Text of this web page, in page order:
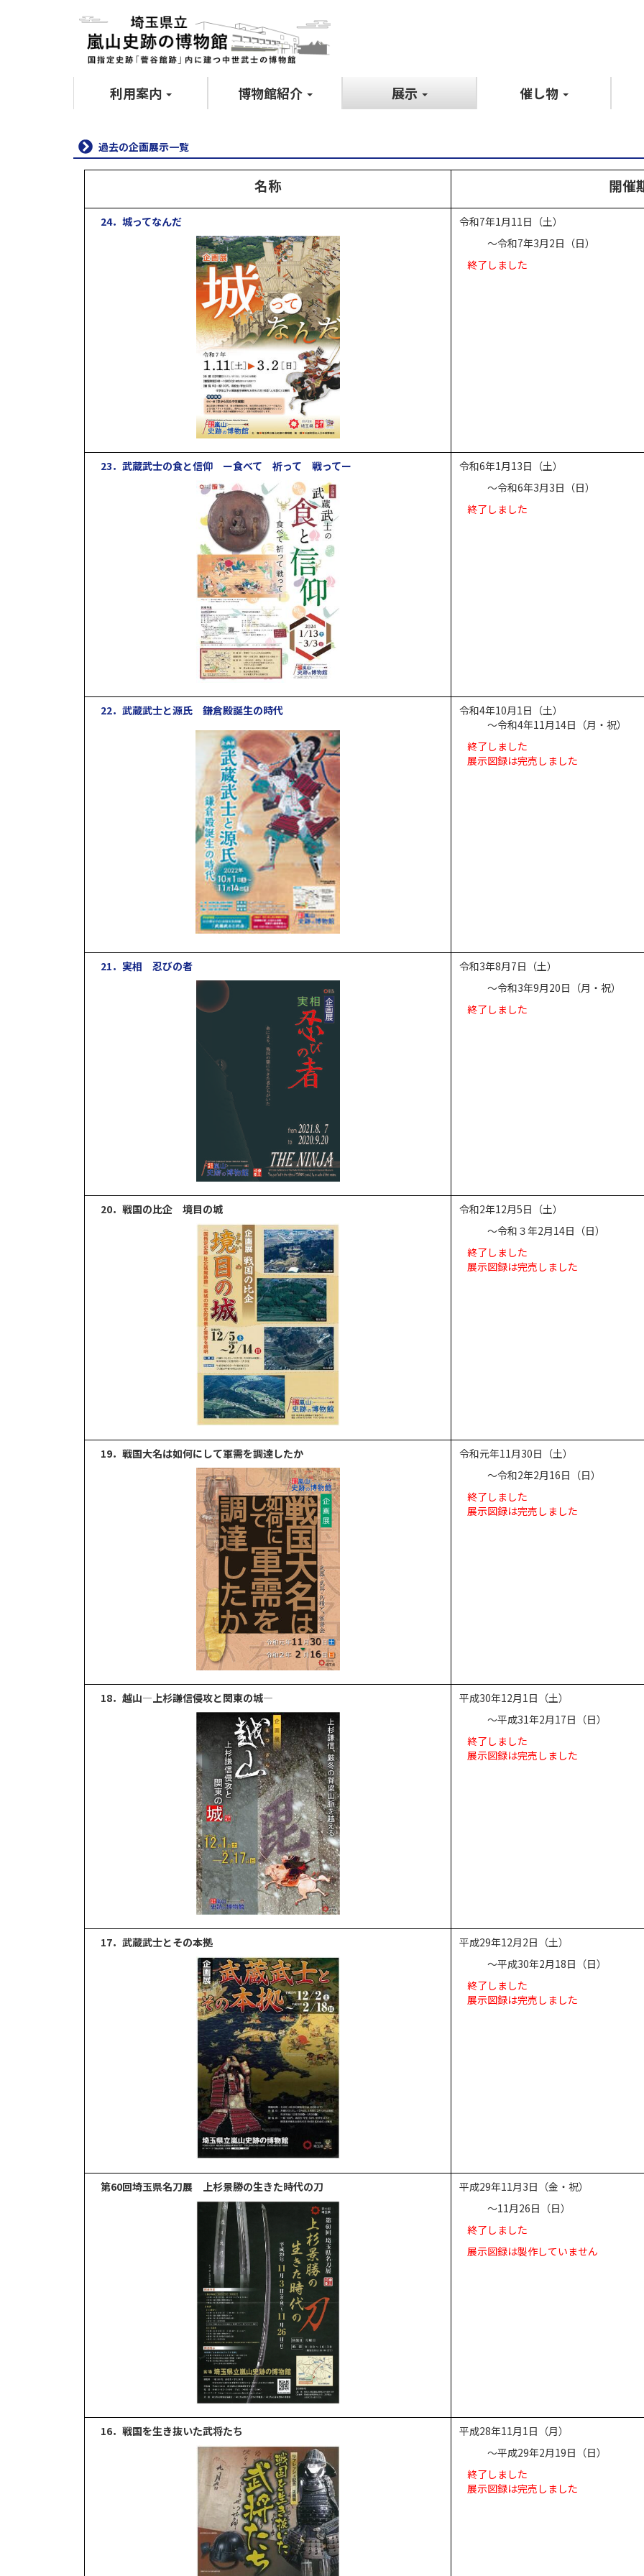
利用案内 博物館紹介 展示 催し物
過去の企画展示一覧
名称 開催
24．城ってなんだ
令和7年1月11日（土）
～令和7年3月2日（日）
終了しました
23．武蔵武士の食と信仰 ー食べて 祈って 戦ってー
令和6年1月13日（土）
～令和6年3月3日（日）
終了しました
22．武蔵武士と源氏 鎌倉殿誕生の時代
令和4年10月1日（土）
～令和4年11月14日（月・祝）
終了しました
展示図録は完売しました
21．実相 忍びの者
令和3年8月7日（土）
～令和3年9月20日（月・祝）
終了しました
20．戦国の比企 境目の城
令和2年12月5日（土）
～令和３年2月14日（日）
終了しました
展示図録は完売しました
19．戦国大名は如何にして軍需を調達したか
令和元年11月30日（土）
～令和2年2月16日（日）
終了しました
展示図録は完売しました
18．越山―上杉謙信侵攻と関東の城―
平成30年12月1日（土）
～平成31年2月17日（日）
終了しました
展示図録は完売しました
17．武蔵武士とその本拠
平成29年12月2日（土）
～平成30年2月18日（日）
終了しました
展示図録は完売しました
第60回埼玉県名刀展 上杉景勝の生きた時代の刀
平成29年11月3日（金・祝）
～11月26日（日）
終了しました
展示図録は製作していません
16．戦国を生き抜いた武将たち
平成28年11月1日（月）
～平成29年2月19日（日）
終了しました
展示図録は完売しました